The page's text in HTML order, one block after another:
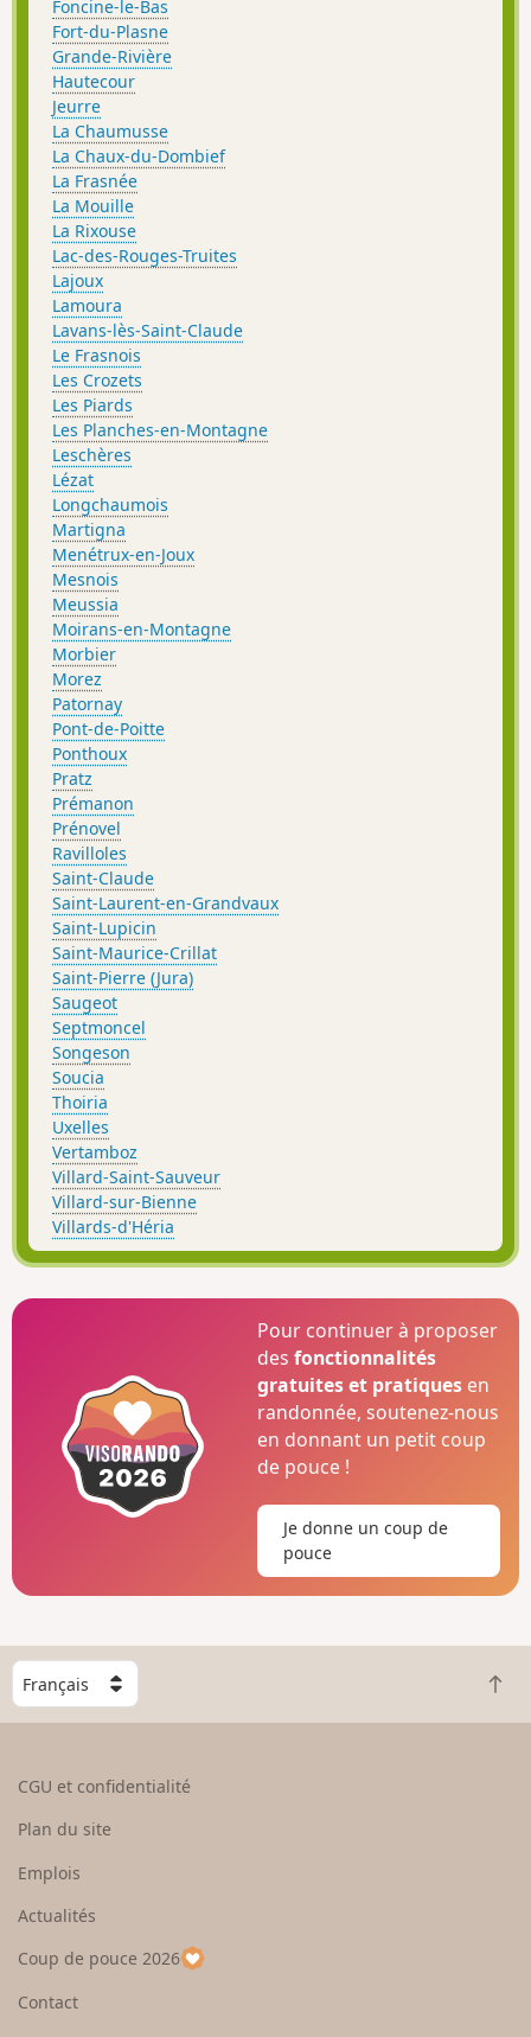
Foncine-le-Bas
Fort-du-Plasne
Grande-Rivière
Hautecour
Jeurre
La Chaumusse
La Chaux-du-Dombief
La Frasnée
La Mouille
La Rixouse
Lac-des-Rouges-Truites
Lajoux
Lamoura
Lavans-lès-Saint-Claude
Le Frasnois
Les Crozets
Les Piards
Les Planches-en-Montagne
Leschères
Lézat
Longchaumois
Martigna
Menétrux-en-Joux
Mesnois
Meussia
Moirans-en-Montagne
Morbier
Morez
Patornay
Pont-de-Poitte
Ponthoux
Pratz
Prémanon
Prénovel
Ravilloles
Saint-Claude
Saint-Laurent-en-Grandvaux
Saint-Lupicin
Saint-Maurice-Crillat
Saint-Pierre (Jura)
Saugeot
Septmoncel
Songeson
Soucia
Thoiria
Uxelles
Vertamboz
Villard-Saint-Sauveur
Villard-sur-Bienne
Villards-d'Héria
Pour continuer à proposer
desfonctionnalités
gratuites et pratiques en
randonnée, soutenez-nous
en donnant un petit coup
de pouce !
Je donne un coup de
pouce
C
h
o
e
u
p
a
R
e
CGU et confidentialité
Plan du site
Emplois
Actualités
Coup de pouce 2026
Contact